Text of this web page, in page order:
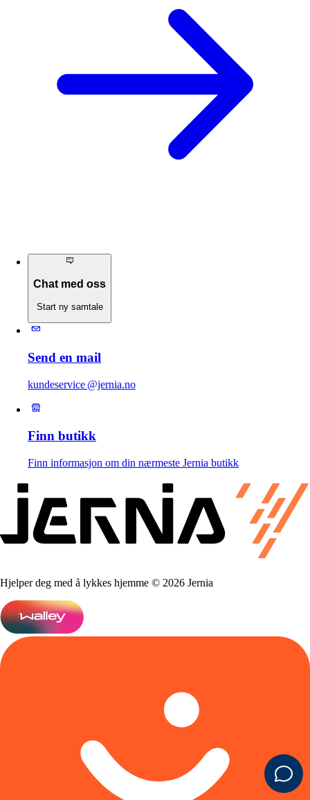
Chat med oss
Start ny samtale
Send en mail
kundeservice @jernia.no
Finn butikk
Finn informasjon om din nærmeste Jernia butikk
Hjelper deg med å lykkes hjemme © 2026 Jernia